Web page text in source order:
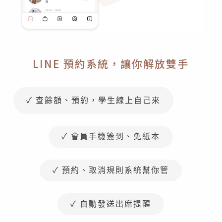
✓ 查餘額、預約，學生線上自己來
LINE 預約系統，讓你解放雙手
✓ 會員手機簽到、免紙本
✓ 預約、取消規則系統幫你管
✓ 自動發送出席提醒